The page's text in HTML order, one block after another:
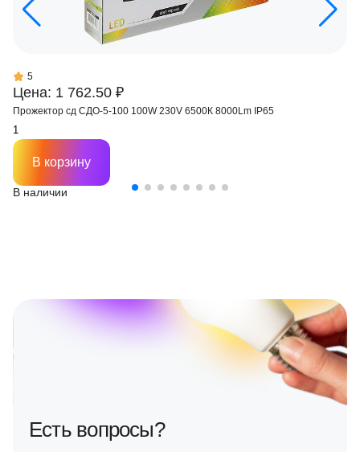
Цена: 1 762.50 ₽
5
Прожектор сд СДО-5-100 100W 230V 6500К 8000Lm IP65
В наличии
В корзину
Есть вопросы?